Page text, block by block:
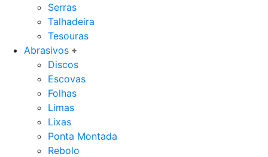
Serras
Talhadeira
Tesouras
Abrasivos
Discos
Escovas
Folhas
Limas
Lixas
Ponta Montada
Rebolo